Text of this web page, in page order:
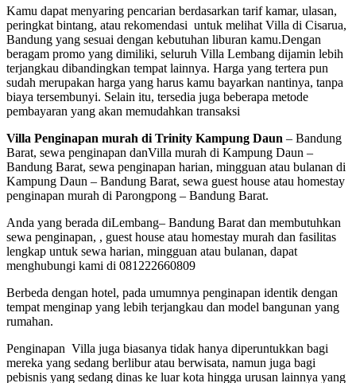
Kamu dapat menyaring pencarian berdasarkan tarif kamar, ulasan,
peringkat bintang, atau rekomendasi untuk melihat Villa di Cisarua,
Bandung yang sesuai dengan kebutuhan liburan kamu.Dengan
beragam promo yang dimiliki, seluruh Villa Lembang dijamin lebih
terjangkau dibandingkan tempat lainnya. Harga yang tertera pun
sudah merupakan harga yang harus kamu bayarkan nantinya, tanpa
biaya tersembunyi. Selain itu, tersedia juga beberapa metode
pembayaran yang akan memudahkan transaksi
Villa Penginapan murah di Trinity Kampung Daun – Bandung
Barat, sewa penginapan danVilla murah di Kampung Daun –
Bandung Barat, sewa penginapan harian, mingguan atau bulanan di
Kampung Daun – Bandung Barat, sewa guest house atau homestay
penginapan murah di Parongpong – Bandung Barat.
Anda yang berada diLembang– Bandung Barat dan membutuhkan
sewa penginapan, , guest house atau homestay murah dan fasilitas
lengkap untuk sewa harian, mingguan atau bulanan, dapat
menghubungi kami di 081222660809
Berbeda dengan hotel, pada umumnya penginapan identik dengan
tempat menginap yang lebih terjangkau dan model bangunan yang
rumahan.
Penginapan Villa juga biasanya tidak hanya diperuntukkan bagi
mereka yang sedang berlibur atau berwisata, namun juga bagi
pebisnis yang sedang dinas ke luar kota hingga urusan lainnya yang